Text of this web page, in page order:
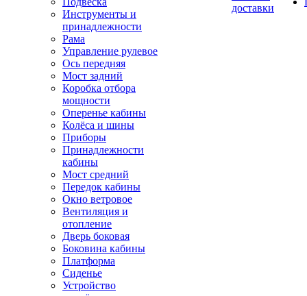
Инструменты и
принадлежности
Рама
Управление рулевое
Ось передняя
Мост задний
Коробка отбора
мощности
Оперенье кабины
Колёса и шины
Приборы
Принадлежности
кабины
Мост средний
Передок кабины
Окно ветровое
Вентиляция и
отопление
Дверь боковая
Боковина кабины
Платформа
Сиденье
Устройство
доставки